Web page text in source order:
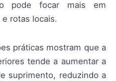
pode focar mais em
rotas locais.
práticas mostram que a
tende a aumentar a
suprimento, reduzindo a